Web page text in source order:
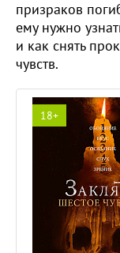
призраков
ему нужно
и как снять
чувств.
18+